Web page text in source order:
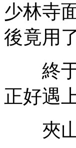
少林寺
後竟用
終于
正好遇
夾山